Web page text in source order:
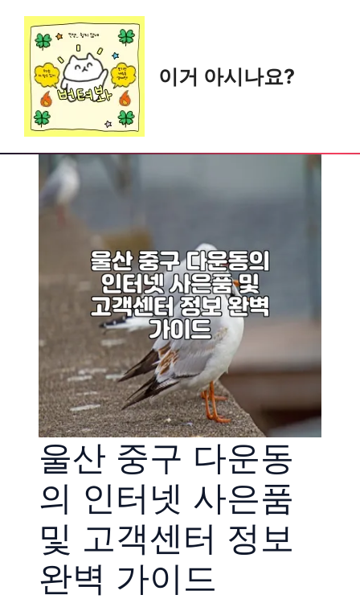
content
이거 아시나요?
울산 중구 다운동
의 인터넷 사은품
및 고객센터 정보
완벽 가이드